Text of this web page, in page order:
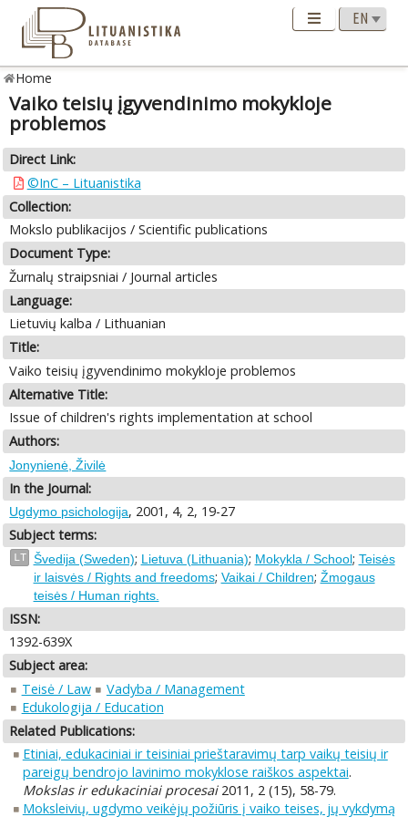
Home
Vaiko teisių įgyvendinimo mokykloje
problemos
Direct Link:
©InC – Lituanistika
Collection:
Mokslo publikacijos / Scientific publications
Document Type:
Žurnalų straipsniai / Journal articles
Language:
Lietuvių kalba / Lithuanian
Title:
Vaiko teisių įgyvendinimo mokykloje problemos
Alternative Title:
Issue of children's rights implementation at school
Authors:
Jonynienė, Živilė
In the Journal:
Ugdymo psichologija, 2001, 4, 2, 19-27
Subject terms:
LT Švedija (Sweden); Lietuva (Lithuania); Mokykla / School; Teisės
ir laisvės / Rights and freedoms; Vaikai / Children; Žmogaus
teisės / Human rights.
ISSN:
1392-639X
Subject area:
Teisė / Law
Vadyba / Management
Edukologija / Education
Related Publications:
Etiniai, edukaciniai ir teisiniai prieštaravimų tarp vaikų teisių ir
pareigų bendrojo lavinimo mokyklose raiškos aspektai.
Mokslas ir edukaciniai procesai2011, 2 (15), 58-79.
Moksleivių, ugdymo veikėjų požiūris į vaiko teises, jų vykdymą